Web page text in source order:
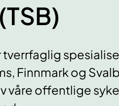
tverrfaglig
Finnmark og
våre offentlige